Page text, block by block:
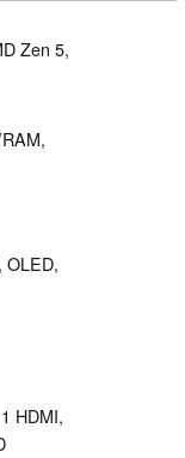
Zen 5,
OLED,
HDMI,